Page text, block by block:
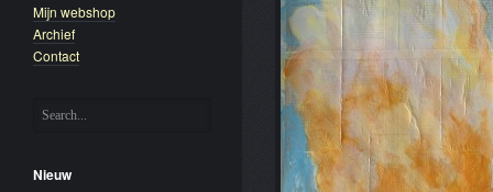
Mijn webshop
Archief
Contact
Nieuw